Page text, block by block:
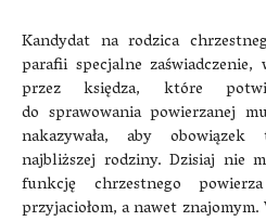
Kandydat na rodzica
parafii specjalne
przez księdza, które
do sprawowania powierzanej
nakazywała, aby
najbliższej rodziny. Dzisiaj nie
funkcję chrzestnego
przyjaciołom, a nawet